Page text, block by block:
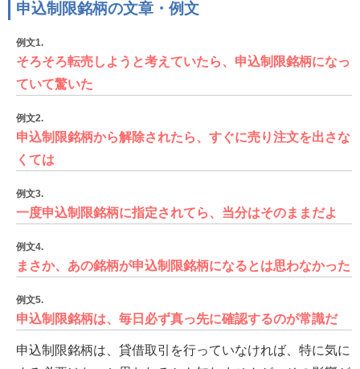
申込制限銘柄の文章・例文
例文1.
そろそろ転売しようと考えていたら、申込制限銘柄になっ
ていて驚いた
例文2.
申込制限銘柄から解除されたら、すぐに売り注文を出さな
くては
例文3.
一度申込制限銘柄に指定されてら、当分はそのままだよ
例文4.
まさか、あの銘柄が申込制限銘柄になるとは思わなかった
例文5.
申込制限銘柄は、毎日必ず真っ先に確認するのが常識だ
申込制限銘柄は、貸借取引を行っていなければ、特に気に